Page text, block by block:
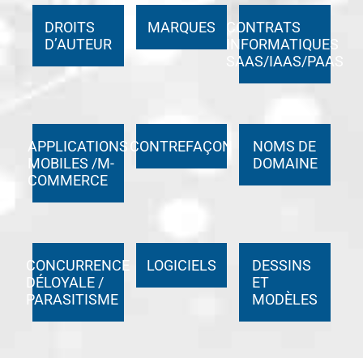
DROITS
D’AUTEUR
MARQUES
CONTRATS
INFORMATIQUES
SAAS/IAAS/PAAS
APPLICATIONS
MOBILES /M-
COMMERCE
CONTREFAÇON
NOMS DE
DOMAINE
CONCURRENCE
DÉLOYALE /
PARASITISME
LOGICIELS
DESSINS
ET
MODÈLES